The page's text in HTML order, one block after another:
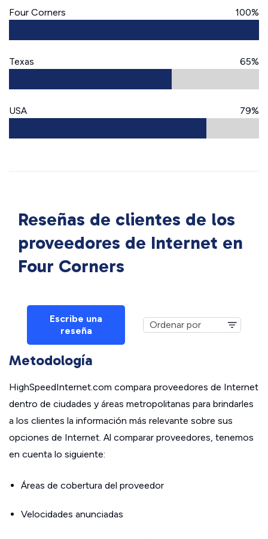
Four Corners 100%
Texas 65%
USA 79%
Reseñas de clientes de los
proveedores de Internet en
Four Corners
Escribe una
reseña
Metodología
HighSpeedInternet.com compara proveedores de Internet
dentro de ciudades y áreas metropolitanas para brindarles
a los clientes la información más relevante sobre sus
opciones de Internet. Al comparar proveedores, tenemos
en cuenta lo siguiente:
Áreas de cobertura del proveedor
Velocidades anunciadas